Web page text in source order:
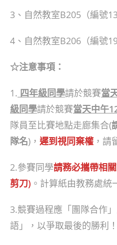
3、自然教室B205（編號
4、自然教室B206（編號19
☆注意事項：
1. 四年級同學請於競賽當
級同學請於競賽當天中午
隊員至比賽地點走廊集合(
隊名)， 遲到視同棄權 ，請
2.參賽同學請務必攜帶相
剪刀) 。計算紙由教務處統
3.競賽過程應「團隊合作
語」，以爭取最後的勝利